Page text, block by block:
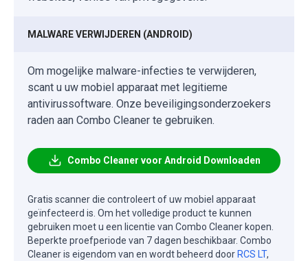
MALWARE VERWIJDEREN (ANDROID)
Om mogelijke malware-infecties te verwijderen,
scant u uw mobiel apparaat met legitieme
antivirussoftware. Onze beveiligingsonderzoekers
raden aan Combo Cleaner te gebruiken.
Combo Cleaner voor Android Downloaden
Gratis scanner die controleert of uw mobiel apparaat
geïnfecteerd is. Om het volledige product te kunnen
gebruiken moet u een licentie van Combo Cleaner kopen.
Beperkte proefperiode van 7 dagen beschikbaar. Combo
Cleaner is eigendom van en wordt beheerd door RCS LT,